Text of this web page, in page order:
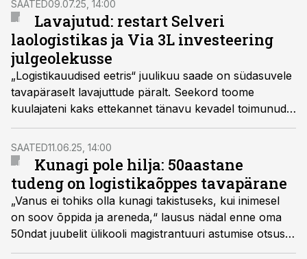
SAATED09.07.25, 14:00
Lavajutud: restart Selveri
laologistikas ja Via 3L investeering
julgeolekusse
„Logistikauudised eetris“ juulikuu saade on südasuvele
tavapäraselt lavajuttude päralt. Seekord toome
kuulajateni kaks ettekannet tänavu kevadel toimunud
Laoseisu konverentsilt.
SAATED11.06.25, 14:00
Kunagi pole hilja: 50aastane
tudeng on logistikaõppes tavapärane
„Vanus ei tohiks olla kunagi takistuseks, kui inimesel
on soov õppida ja areneda,“ lausus nädal enne oma
50ndat juubelit ülikooli magistrantuuri astumise otsuse
vastu võtnud Kristjan Sirel. TalTechi logistika